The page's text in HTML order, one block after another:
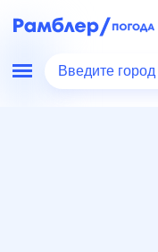
Введите